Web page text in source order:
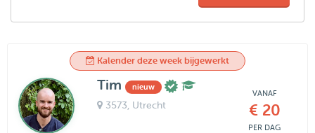
Kalender deze week bijgewerkt
Tim nieuw
3573 , Utrecht
VANAF
€ 20
PER DAG